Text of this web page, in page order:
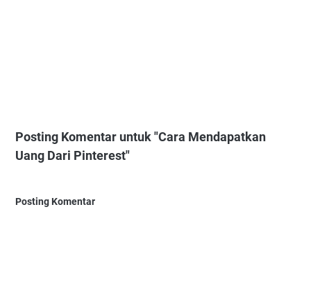
Posting Komentar untuk "Cara Mendapatkan
Uang Dari Pinterest"
Posting Komentar